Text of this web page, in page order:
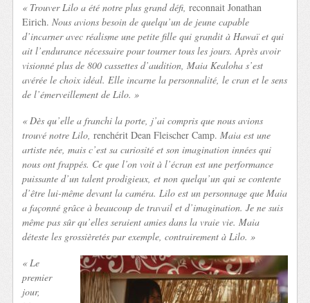
« Trouver Lilo a été notre plus grand défi, reconnait Jonathan
Eirich.Nous avions besoin de quelqu’un de jeune capable
d’incarner avec réalisme une petite fille qui grandit à Hawaï et qui
ait l’endurance nécessaire pour tourner tous les jours. Après avoir
visionné plus de 800 cassettes d’audition, Maia Kealoha s’est
avérée le choix idéal. Elle incarne la personnalité, le cran et le sens
de l’émerveillement de Lilo. »
« Dès qu’elle a franchi la porte, j’ai compris que nous avions
trouvé notre Lilo, renchérit Dean Fleischer Camp.Maia est une
artiste née, mais c’est sa curiosité et son imagination innées qui
nous ont frappés. Ce que l’on voit à l’écran est une performance
puissante d’un talent prodigieux, et non quelqu’un qui se contente
d’être lui-même devant la caméra. Lilo est un personnage que Maia
a façonné grâce à beaucoup de travail et d’imagination. Je ne suis
même pas sûr qu’elles seraient amies dans la vraie vie. Maia
déteste les grossièretés par exemple, contrairement à Lilo. »
« Le
premier
jour,